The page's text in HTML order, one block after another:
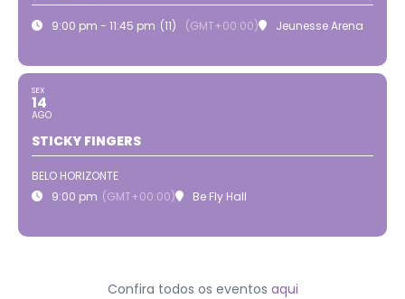
9:00 pm - 11:45 pm (11) (GMT+00:00) Jeunesse Arena
SEX
14
AGO
STICKY FINGERS
BELO HORIZONTE
9:00 pm (GMT+00:00) Be Fly Hall
Confira todos os eventos aqui